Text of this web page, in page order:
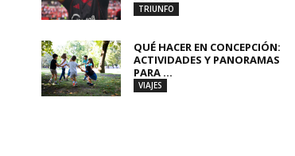
TRIUNFO
QUÉ HACER EN CONCEPCIÓN:
ACTIVIDADES Y PANORAMAS
PARA ...
VIAJES